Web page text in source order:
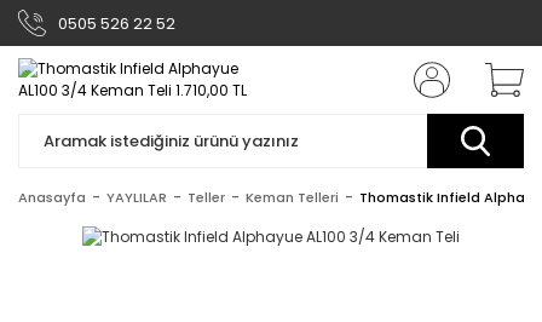
0505 526 22 52
Anasayfa YAYLILAR Teller Keman Telleri Thomastik Infield